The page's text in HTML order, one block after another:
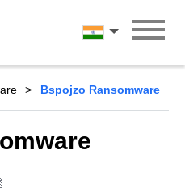
తెలుగు
Bspojzo Ransomware